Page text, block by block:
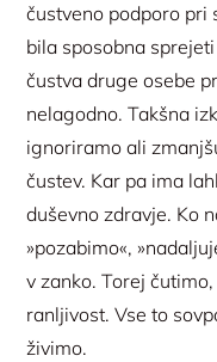
čustveno podporo pri
bila sposobna
čustva druge osebe
nelagodno. Takšna
ignoriramo ali
čustev. Kar pa ima
duševno zdravje. Ko
»pozabimo«,
v zanko. Torej
ranljivost. Vse to
živimo.